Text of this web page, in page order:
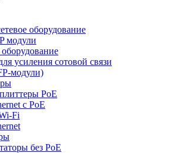
оборудование
модули
усиления сотовой связи
модули)
PoE
с PoE
Fi
без PoE